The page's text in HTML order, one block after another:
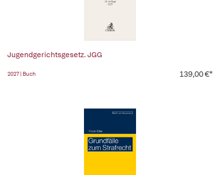
Jugendgerichtsgesetz. JGG
2027 | Buch 139,00 €*